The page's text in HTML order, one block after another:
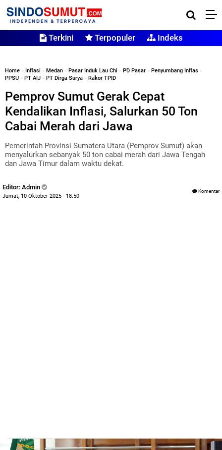
Terkini Terpopuler Indeks
Home » Inflasi » Medan » Pasar Induk Lau Chi » PD Pasar » Penyumbang Inflas »
PPSU » PT AIJ » PT Dirga Surya » Rakor TPID
Pemprov Sumut Gerak Cepat
Kendalikan Inflasi, Salurkan 50 Ton
Cabai Merah dari Jawa
Pemerintah Provinsi Sumatera Utara (Pemprov Sumut) akan
menyalurkan sebanyak 50 ton cabai merah dari Jawa Tengah
dan Jawa Timur dalam waktu dekat.
Editor: Admin
Jumat, 10 Oktober 2025 - 18.50
Komentar